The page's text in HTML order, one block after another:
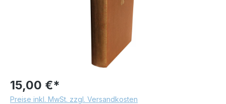
15,00 €*
Preise inkl. MwSt. zzgl. Versandkosten